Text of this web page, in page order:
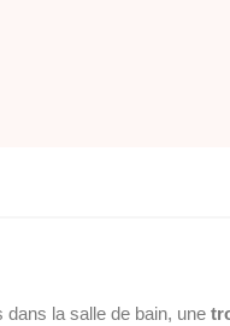
la salle de bain, une